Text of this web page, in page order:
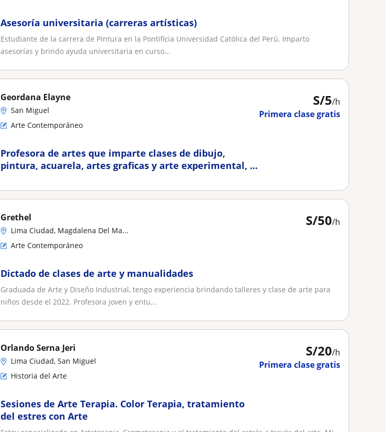
Asesoría universitaria (carreras artísticas)
Estudiante de la carrera de Pintura en la Pontificia Universidad Católica del Perú. Imparto
asesorías y brindo ayuda universitaria en curso...
S/5/h
Primera clase gratis
Geordana Elayne
San Miguel
Arte Contemporáneo
Profesora de artes que imparte clases de dibujo,
pintura, acuarela, artes graficas y arte experimental, a
S/50/h
Grethel
Lima Ciudad, Magdalena Del Ma...
Arte Contemporáneo
Dictado de clases de arte y manualidades
Graduada de Arte y Diseño Industrial, tengo experiencia brindando talleres y clase de arte para
niños desde el 2022. Profesora joven y entu...
S/20/h
Primera clase gratis
Orlando Serna Jeri
Lima Ciudad, San Miguel
Historia del Arte
Sesiones de Arte Terapia. Color Terapia, tratamiento
del estres con Arte